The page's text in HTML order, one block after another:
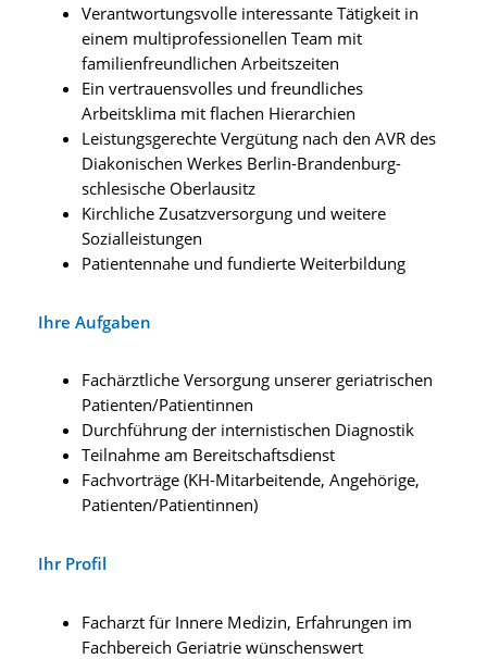
Verantwortungsvolle interessante Tätigkeit in
einem multiprofessionellen Team mit
familienfreundlichen Arbeitszeiten
Ein vertrauensvolles und freundliches
Arbeitsklima mit flachen Hierarchien
Leistungsgerechte Vergütung nach den AVR des
Diakonischen Werkes Berlin-Brandenburg-
schlesische Oberlausitz
Kirchliche Zusatzversorgung und weitere
Sozialleistungen
Patientennahe und fundierte Weiterbildung
Ihre Aufgaben
Fachärztliche Versorgung unserer geriatrischen
Patienten/Patientinnen
Durchführung der internistischen Diagnostik
Teilnahme am Bereitschaftsdienst
Fachvorträge (KH-Mitarbeitende, Angehörige,
Patienten/Patientinnen)
Ihr Profil
Facharzt für Innere Medizin, Erfahrungen im
Fachbereich Geriatrie wünschenswert